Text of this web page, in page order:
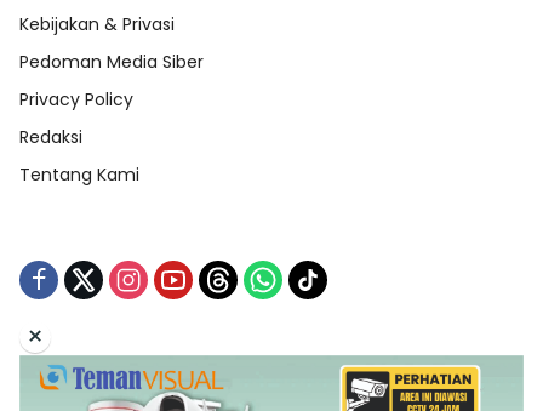
Kebijakan & Privasi
Pedoman Media Siber
Privacy Policy
Redaksi
Tentang Kami
Tentang Kami Redaksi
Indeks Berita
Disclaimer
Pedoman Media Siber
×